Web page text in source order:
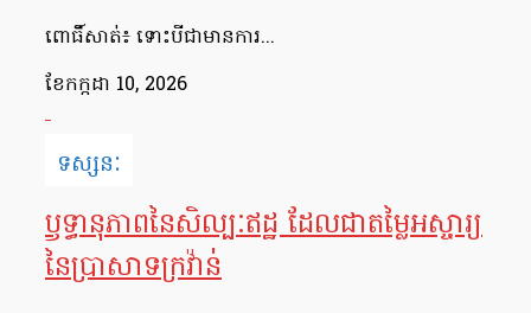
ពោធិ៍សាត់៖ ទោះបីជាមានការ...
ខែ​កក្កដា 10, 2026
ទស្សនៈ
ឫទ្ធានុភាពនៃសិល្បៈឥដ្ឋ ដែលជាតម្លៃអស្ចារ្យ
នៃប្រាសាទក្រវ៉ាន់